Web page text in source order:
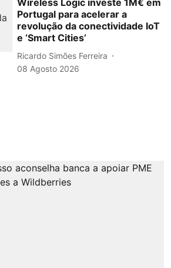
Wireless Logic investe 1M€ em
Portugal para acelerar a
revolução da conectividade IoT
e ‘Smart Cities’
Ricardo Simões Ferreira
08 Agosto 2026